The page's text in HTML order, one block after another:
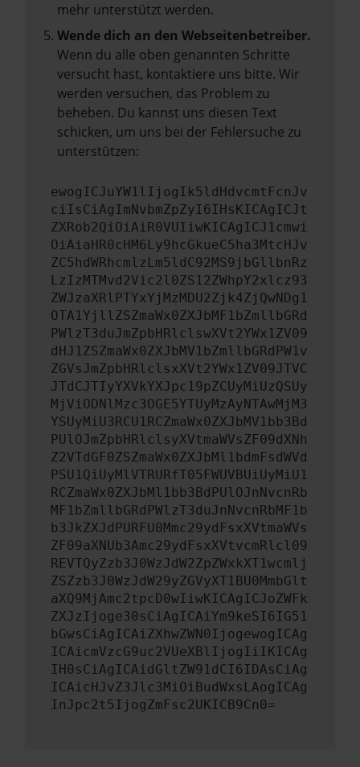
mehr unterstützt werden.
Wende dich an den Webseitenbetreiber.
Wenn du alle oben genannten Schritte
versucht hast, kontaktiere uns bitte. Wir
werden versuchen, das Problem zu
beheben. Du kannst uns diesen Text
schicken, um uns bei der Fehlersuche zu
unterstützen:
ewogICJuYW1lIjogIk5ldHdvcmtFcnJv
ciIsCiAgImNvbmZpZyI6IHsKICAgICJt
ZXRob2QiOiAiR0VUIiwKICAgICJ1cmwi
OiAiaHR0cHM6Ly9hcGkueC5ha3MtcHJv
ZC5hdWRhcmlzLm5ldC92MS9jbGllbnRz
LzIzMTMvd2Vic2l0ZS12ZWhpY2xlcz93
ZWJzaXRlPTYxYjMzMDU2Zjk4ZjQwNDg1
OTA1YjllZSZmaWx0ZXJbMF1bZmllbGRd
PWlzT3duJmZpbHRlclswXVt2YWx1ZV09
dHJ1ZSZmaWx0ZXJbMV1bZmllbGRdPW1v
ZGVsJmZpbHRlclsxXVt2YWx1ZV09JTVC
JTdCJTIyYXVkYXJpc19pZCUyMiUzQSUy
MjViODNlMzc3OGE5YTUyMzAyNTAwMjM3
YSUyMiU3RCU1RCZmaWx0ZXJbMV1bb3Bd
PUlOJmZpbHRlclsyXVtmaWVsZF09dXNh
Z2VTdGF0ZSZmaWx0ZXJbMl1bdmFsdWVd
PSU1QiUyMlVTRURfT05FWUVBUiUyMiU1
RCZmaWx0ZXJbMl1bb3BdPUlOJnNvcnRb
MF1bZmllbGRdPWlzT3duJnNvcnRbMF1b
b3JkZXJdPURFU0Mmc29ydFsxXVtmaWVs
ZF09aXNUb3Amc29ydFsxXVtvcmRlcl09
REVTQyZzb3J0WzJdW2ZpZWxkXT1wcmlj
ZSZzb3J0WzJdW29yZGVyXT1BU0MmbGlt
aXQ9MjAmc2tpcD0wIiwKICAgICJoZWFk
ZXJzIjoge30sCiAgICAiYm9keSI6IG51
bGwsCiAgICAiZXhwZWN0IjogewogICAg
ICAicmVzcG9uc2VUeXBlIjogIiIKICAg
IH0sCiAgICAidGltZW91dCI6IDAsCiAg
ICAicHJvZ3Jlc3MiOiBudWxsLAogICAg
InJpc2t5IjogZmFsc2UKICB9Cn0=